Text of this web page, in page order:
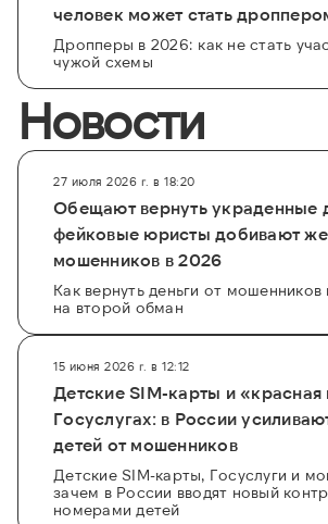
человек может стать
Дропперы в 2026: как не стать
чужой схемы
Новости
27 июля 2026 г. в 18:20
Обещают вернуть украденные
фейковые юристы добивают
мошенников в 2026
Как вернуть деньги от мошенников
на второй обман
15 июня 2026 г. в 12:12
Детские SIM-карты и «красная
Госуслугах: в России
детей от мошенников
Детские SIM-карты, Госуслуги и
зачем в России вводят новый
номерами детей